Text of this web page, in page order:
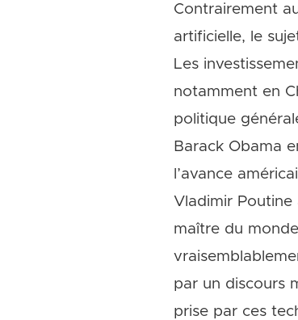
Contrairement
artificielle, le
Les
notamment en
politique
Barack Obama
l’avance
Vladimir
maître du
par un discours
prise par ces